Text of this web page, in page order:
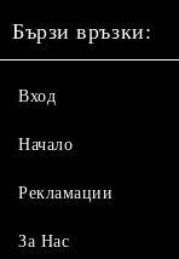
Бързи връзки:
Вход
Начало
Рекламации
За Нас